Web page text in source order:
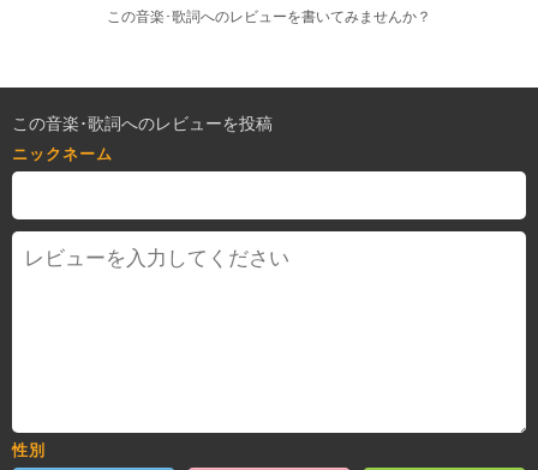
この音楽･歌詞へのレビューを書いてみませんか？
この音楽･歌詞へのレビューを投稿
ニックネーム
性別